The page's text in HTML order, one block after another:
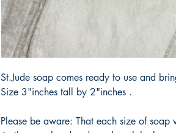
St.Jude soap comes ready to use and
Size 3"inches tall by 2"inches .
Please be aware: That each size of soap